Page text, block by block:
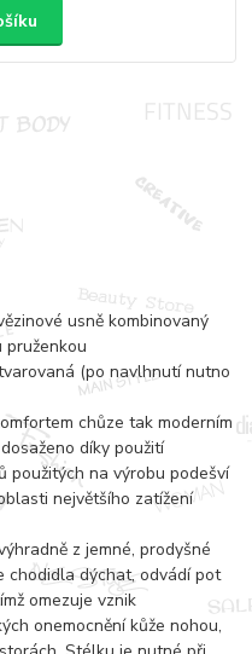
usně kombinovaný
(po navlhnutí nutno
chůze tak moderním
díky použití
použitých na výrobu podešví
největšího zatížení
z jemné, prodyšné
chodidla dýchat, odvádí pot
omezuje vznik
onemocnění kůže nohou,